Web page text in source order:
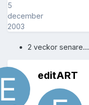
5
december
2003
2 veckor senare...
editART